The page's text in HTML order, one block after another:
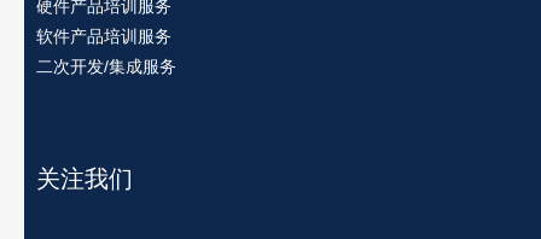
硬件产品培训服务
软件产品培训服务
二次开发/集成服务
关注我们